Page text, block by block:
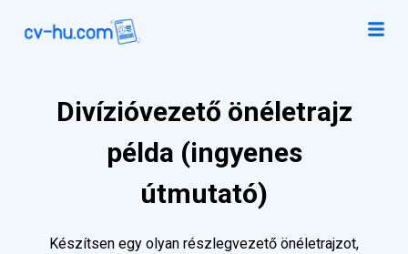
Divízióvezető önéletrajz
példa (ingyenes
útmutató)
Készítsen egy olyan részlegvezető önéletrajzot,